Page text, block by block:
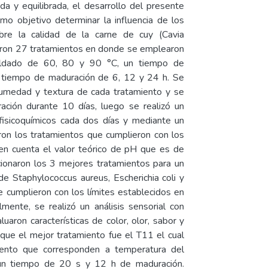
y equilibrada, el desarrollo del presente
objetivo determinar la influencia de los
la calidad de la carne de cuy (Cavia
27 tratamientos en donde se emplearon
de 60, 80 y 90 °C, un tiempo de
de maduración de 6, 12 y 24 h. Se
y textura de cada tratamiento y se
durante 10 días, luego se realizó un
cada dos días y mediante un
los tratamientos que cumplieron con los
cuenta el valor teórico de pH que es de
los 3 mejores tratamientos para un
Staphylococcus aureus, Escherichia coli y
cumplieron con los límites establecidos en
se realizó un análisis sensorial con
características de color, olor, sabor y
el mejor tratamiento fue el T11 el cual
que corresponden a temperatura del
tiempo de 20 s y 12 h de maduración.